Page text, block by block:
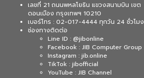
เลขที่ 21 ถนนพหลโยธิน แขวงสนามบิน เขต
ดอนเมือง กรุงเทพฯ 10210
เบอร์โทร : 02-017-4444 ทุกวัน 24 ชั่วโมง
ช่องทางติดต่อ
Line ID : @jibonline
Facebook : JIB Computer Group
Instagram : jib.online
TikTok : jibofficial
YouTube : JIB Channel